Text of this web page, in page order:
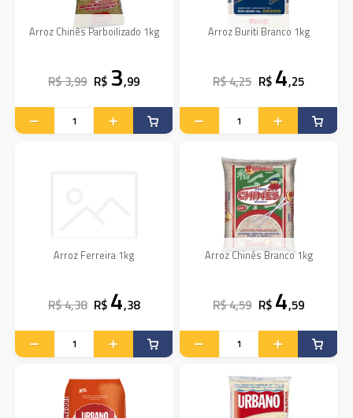
Arroz Chinês Parboilizado 1kg
R$ 3,99 R$ 3,99
Arroz Buriti Branco 1kg
R$ 4,25 R$ 4,25
Arroz Ferreira 1kg
R$ 4,38 R$ 4,38
Arroz Chinês Branco 1kg
R$ 4,59 R$ 4,59